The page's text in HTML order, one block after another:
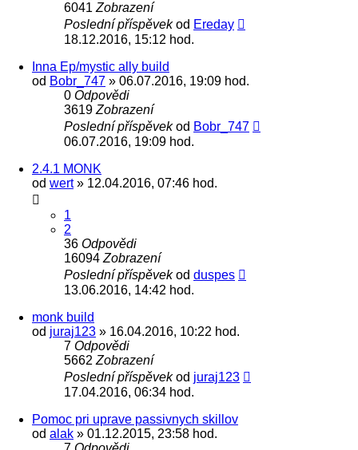
6041 Zobrazení
Poslední příspěvekod Ereday
18.12.2016, 15:12 hod.
Inna Ep/mystic ally build
od Bobr_747 » 06.07.2016, 19:09 hod.
0 Odpovědi
3619 Zobrazení
Poslední příspěvekod Bobr_747
06.07.2016, 19:09 hod.
2.4.1 MONK
od wert» 12.04.2016, 07:46 hod.
1
2
36 Odpovědi
16094 Zobrazení
Poslední příspěvekod duspes
13.06.2016, 14:42 hod.
monk build
od juraj123 » 16.04.2016, 10:22 hod.
7 Odpovědi
5662 Zobrazení
Poslední příspěvekod juraj123
17.04.2016, 06:34 hod.
Pomoc pri uprave passivnych skillov
od alak » 01.12.2015, 23:58 hod.